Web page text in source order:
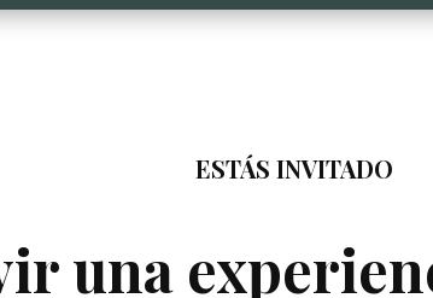
ESTÁS INVITADO
una